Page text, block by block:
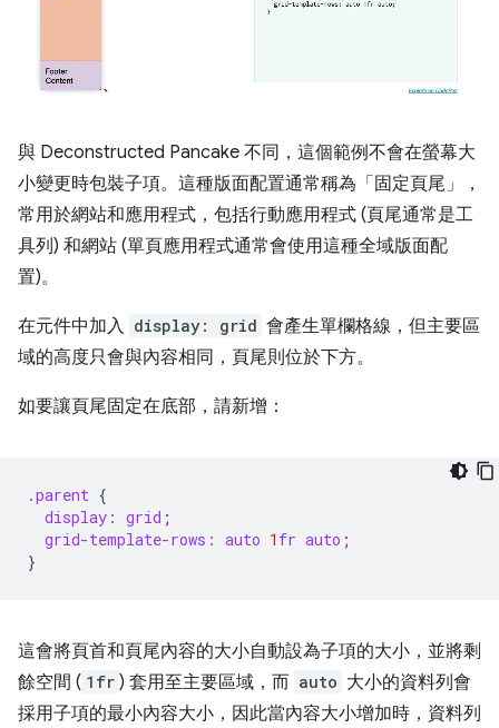
與 Deconstructed Pancake 不同，這個範例不會在螢幕大
小變更時包裝子項。這種版面配置通常稱為「固定頁尾」
，
常用於網站和應用程式，包括行動應用程式 (頁尾通常是工
具列) 和網站 (單頁應用程式通常會使用這種全域版面配
置)。
在元件中加入 display: grid 會產生單欄格線，但主要區
域的高度只會與內容相同，頁尾則位於下方。
如要讓頁尾固定在底部，請新增：
.parent {
display: grid ;
grid-template-rows: auto 1 fr auto ;
}
這會將頁首和頁尾內容的大小自動設為子項的大小，並將剩
餘空間 ( 1fr ) 套用至主要區域，而 auto 大小的資料列會
採用子項的最小內容大小，因此當內容大小增加時，資料列